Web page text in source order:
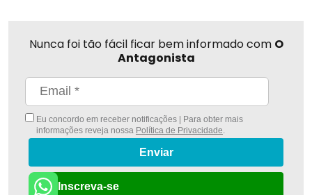
Nunca foi tão fácil ficar bem informado com O
Antagonista
Eu concordo em receber notificações | Para obter mais
informações reveja nossa Política de Privacidade
Enviar
Inscreva-se